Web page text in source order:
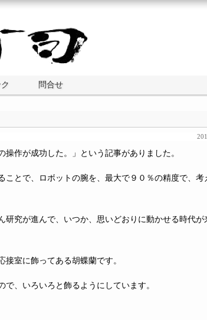
問合せ
作が成功した。」という記事がありました。
ことで、ロボットの腕を、最大で９０％の精度で、考
研究が進んで、いつか、思いどおりに動かせる時代が
室に飾ってある胡蝶蘭です。
、いろいろと飾るようにしています。